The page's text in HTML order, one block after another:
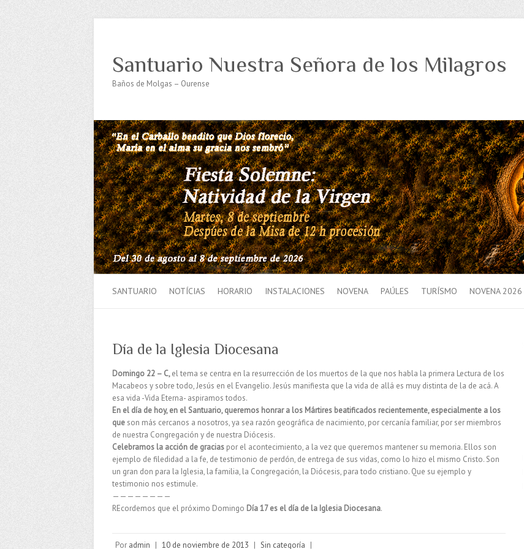
Santuario Nuestra Señora de los Milagros
Baños de Molgas – Ourense
SANTUARIO NOTÍCIAS HORARIO INSTALACIONES NOVENA PAÚLES TURÍSMO NOVENA 2026
Día de la Iglesia Diocesana
Domingo 22 – C,el tema se centra en la resurrección de los muertos de la que nos habla la primera Lectura de los
Macabeos y sobre todo, Jesús en el Evangelio. Jesús manifiesta que la vida de allá es muy distinta de la de acá. A
esa vida -Vida Eterna- aspiramos todos.
En el día de hoy, en el Santuario, queremos honrar a los Mártires beatificados recientemente, especialmente a los
que son más cercanos a nosotros, ya sea razón geográfica de nacimiento, por cercanía familiar, por ser miembros
de nuestra Congregación y de nuestra Diócesis.
Celebramos la acción de gracias por el acontecimiento, a la vez que queremos mantener su memoria. Ellos son
ejemplo de filedidad a la fe, de testimonio de perdón, de entrega de sus vidas, como lo hizo el mismo Cristo. Son
un gran don para la Iglesia, la familia, la Congregación, la Diócesis, para todo cristiano. Que su ejemplo y
testimonio nos estimule.
————————
REcordemos que el próximo Domingo Día 17 es el día de la Iglesia Diocesana.
Por admin | 10 de noviembre de 2013 | Sin categoría |